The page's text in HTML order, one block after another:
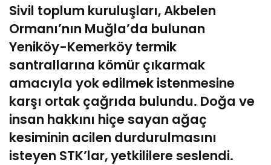
Sivil toplum kuruluşları, Akbelen
Ormanı’nın Muğla’da bulunan
Yeniköy-Kemerköy termik
santrallarına kömür çıkarmak
amacıyla yok edilmek istenmesine
karşı ortak çağrıda bulundu. Doğa ve
insan hakkını hiçe sayan ağaç
kesiminin acilen durdurulmasını
isteyen STK’lar, yetkililere seslendi.